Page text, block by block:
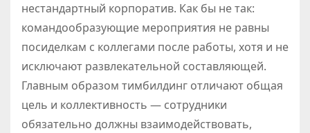
нестандартный корпоратив. Как бы не так:
командообразующие мероприятия не равны
посиделкам с коллегами после работы, хотя и не
исключают развлекательной составляющей.
Главным образом тимбилдинг отличают общая
цель и коллективность — сотрудники
обязательно должны взаимодействовать,